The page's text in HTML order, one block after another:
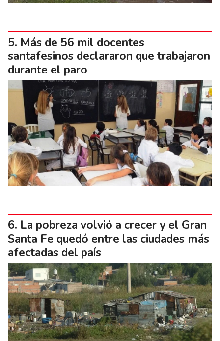
Más de 56 mil docentes
santafesinos declararon que trabajaron
durante el paro
La pobreza volvió a crecer y el Gran
Santa Fe quedó entre las ciudades más
afectadas del país